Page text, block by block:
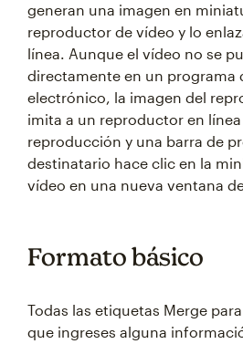
generan una imagen en
reproductor de vídeo y lo
línea. Aunque el vídeo no se
directamente en un programa
electrónico, la imagen del
imita a un reproductor en
reproducción y una barra de
destinatario hace clic en la
vídeo en una nueva ventana
Formato básico
Todas las etiquetas Merge
que ingreses alguna